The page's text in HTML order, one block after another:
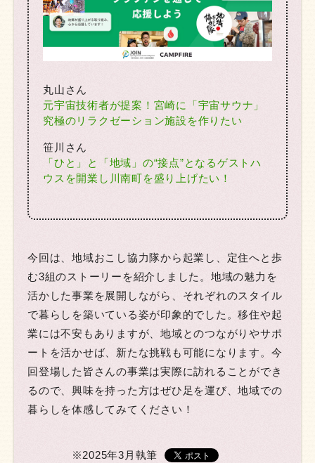
丸山さん
元宇宙技術者が提案！宮崎に「宇宙サウナ」
究極のリラクゼーション施設を作りたい
笹川さん
「ひと」と「地域」の“接点”となるゲストハ
ウスを開業し川南町を盛り上げたい！
今回は、地域おこし協力隊から起業し、定住へと歩
む3組のストーリーを紹介しました。地域の魅力を
活かした事業を展開しながら、それぞれのスタイル
で暮らしを築いている姿が印象的でした。移住や起
業には不安もありますが、地域とのつながりやサポ
ートを活かせば、新たな挑戦も可能になります。今
回登場した皆さんの事業は実際に訪れることができ
るので、興味を持った方はぜひ足を運び、地域での
暮らしを体感してみてください！
※2025年3月執筆